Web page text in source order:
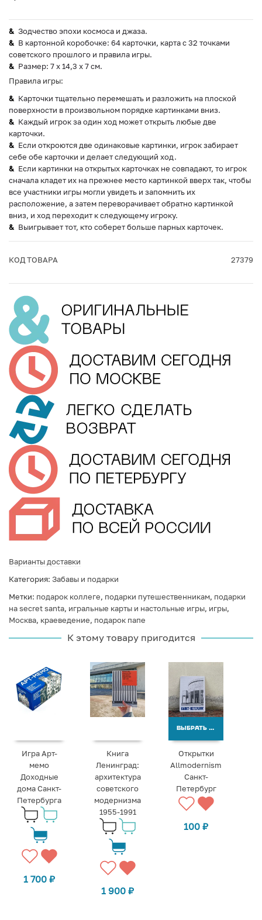
Зодчество эпохи космоса и джаза.
В картонной коробочке: 64 карточки, карта с 32 точками
советского прошлого и правила игры.
Размер: 7 х 14,3 х 7 см.
Правила игры:
Карточки тщательно перемешать и разложить на плоской
поверхности в произвольном порядке картинками вниз.
Каждый игрок за один ход может открыть любые две
карточки.
Если откроются две одинаковые картинки, игрок забирает
себе обе карточки и делает следующий ход.
Если картинки на открытых карточках не совпадают, то игрок
сначала кладет их на прежнее место картинкой вверх так, чтобы
все участники игры могли увидеть и запомнить их
расположение, а затем переворачивает обратно картинкой
вниз, и ход переходит к следующему игроку.
Выигрывает тот, кто соберет больше парных карточек.
КОД ТОВАРА 27379
Варианты доставки
Категория: Забавы и подарки
Метки: подарок коллеге, подарки путешественникам, подарки
на secret santa, игральные карты и настольные игры, игры,
Москва, краеведение, подарок папе
К этому товару пригодится
Игра Арт-
мемо
Доходные
дома Санкт-
Петербурга
1 700₽
Книга
Ленинград:
архитектура
советского
модернизма
1955-1991
1 900₽
ВЫБРАТЬ ВАРИАНТЫ
Открытки
Allmodernism
Санкт-
Петербург
100₽